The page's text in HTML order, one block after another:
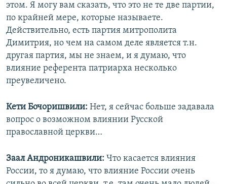
этом. Я могу вам сказать, что это не те две партии,
по крайней мере, которые называете.
Действительно, есть партия митрополита
Димитрия, но чем на самом деле является т.н.
другая партия, мы не знаем, и я думаю, что
влияние референта патриарха несколько
преувеличено.
Кети Бочоришвили: Нет, я сейчас больше задавала
вопрос о возможном влиянии Русской
православной церкви…
Заал Андроникашвили: Что касается влияния
России, то я думаю, что влияние России очень